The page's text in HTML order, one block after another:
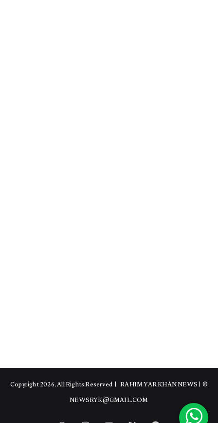
© Copyright 2026, All Rights Reserved |
RAHIM YAR KHAN NEWS|
NEWSRYK@GMAIL.COM